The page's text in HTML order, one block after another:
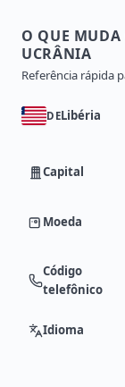
O QUE
UCRÂNIA
Referência rápida
DELibéria
Capital
Moeda
Código
telefônico
Idioma